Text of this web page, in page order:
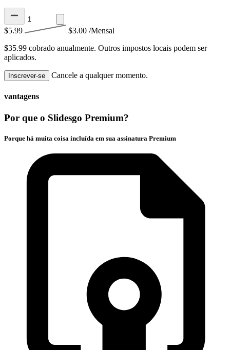
$5.99 $3.00 /Mensal
$35.99 cobrado anualmente. Outros impostos locais podem ser
aplicados.
Inscrever-se Cancele a qualquer momento.
vantagens
Por que o Slidesgo Premium?
Porque há muita coisa incluída em sua assinatura Premium